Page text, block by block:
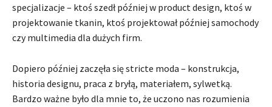
specjalizacje – ktoś szedł później w product design, ktoś w
projektowanie tkanin, ktoś projektował później samochody
czy multimedia dla dużych firm.
Dopiero później zaczęła się stricte moda – konstrukcja,
historia designu, praca z bryłą, materiałem, sylwetką.
Bardzo ważne było dla mnie to, że uczono nas rozumienia